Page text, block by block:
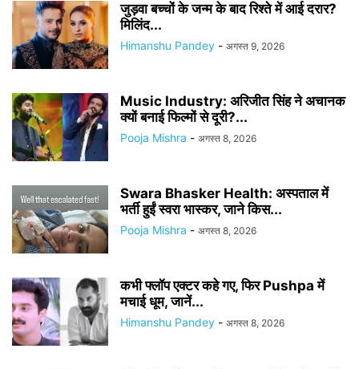
जुड़वा बच्चों के जन्म के बाद रिश्ते में आई दरार?
मिलिंद...
Himanshu Pandey - अगस्त 9, 2026
Music Industry: अरिजीत सिंह ने अचानक
क्यों बनाई फिल्मों से दूरी?...
Pooja Mishra - अगस्त 8, 2026
Swara Bhasker Health: अस्पताल में
भर्ती हुईं स्वरा भास्कर, जाने किस...
Pooja Mishra - अगस्त 8, 2026
कभी फ्लॉप एक्टर कहे गए, फिर Pushpa में
मचाई धूम, जानें...
Himanshu Pandey - अगस्त 8, 2026